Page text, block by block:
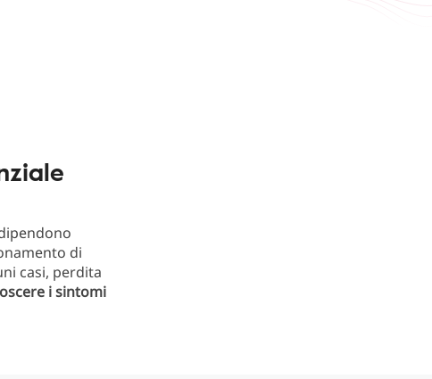
di
casi, perdita
i sintomi